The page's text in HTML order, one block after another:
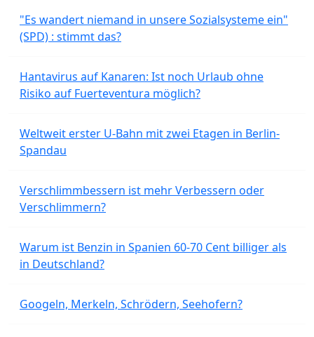
"Es wandert niemand in unsere Sozialsysteme ein"
(SPD) : stimmt das?
Hantavirus auf Kanaren: Ist noch Urlaub ohne
Risiko auf Fuerteventura möglich?
Weltweit erster U-Bahn mit zwei Etagen in Berlin-
Spandau
Verschlimmbessern ist mehr Verbessern oder
Verschlimmern?
Warum ist Benzin in Spanien 60-70 Cent billiger als
in Deutschland?
Googeln, Merkeln, Schrödern, Seehofern?